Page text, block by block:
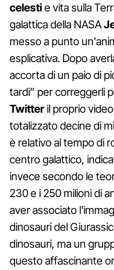
celestie vita sulla
galattica della NASA
messo a punto
esplicativa. Dopo
accorta di un paio di
tardi” per correggerli
Twitteril proprio
totalizzato decine di
è relativo al tempo di
centro galattico,
invece secondo le
230 e i 250 milioni di
aver associato
dinosauri del
dinosauri, ma un
questo affascinante